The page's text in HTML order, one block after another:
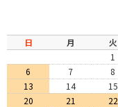
日 月 火
1
6
7 8
13
14 15
20
21 22